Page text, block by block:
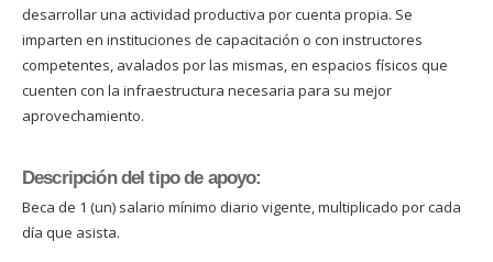
desarrollar una actividad productiva por cuenta propia. Se
imparten en instituciones de capacitación o con instructores
competentes, avalados por las mismas, en espacios físicos que
cuenten con la infraestructura necesaria para su mejor
aprovechamiento.
Descripción del tipo de apoyo:
Beca de 1 (un) salario mínimo diario vigente, multiplicado por cada
día que asista.